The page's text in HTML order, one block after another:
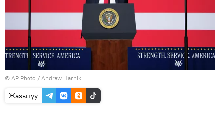
© AP Photo / Andrew Harnik
Жазылуу